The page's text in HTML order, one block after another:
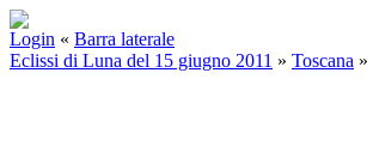
Login « Barra laterale
Eclissi di Luna del 15 giugno 2011 » Toscana »